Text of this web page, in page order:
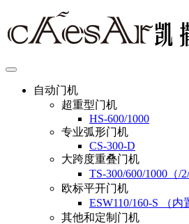
自动门机
超重型门机
HS-600/1000
专业弧形门机
CS-300-D
大跨度重叠门机
TS-300/600/1000（/2/
欧标平开门机
ESW110/160-S （内
其他和定制门机